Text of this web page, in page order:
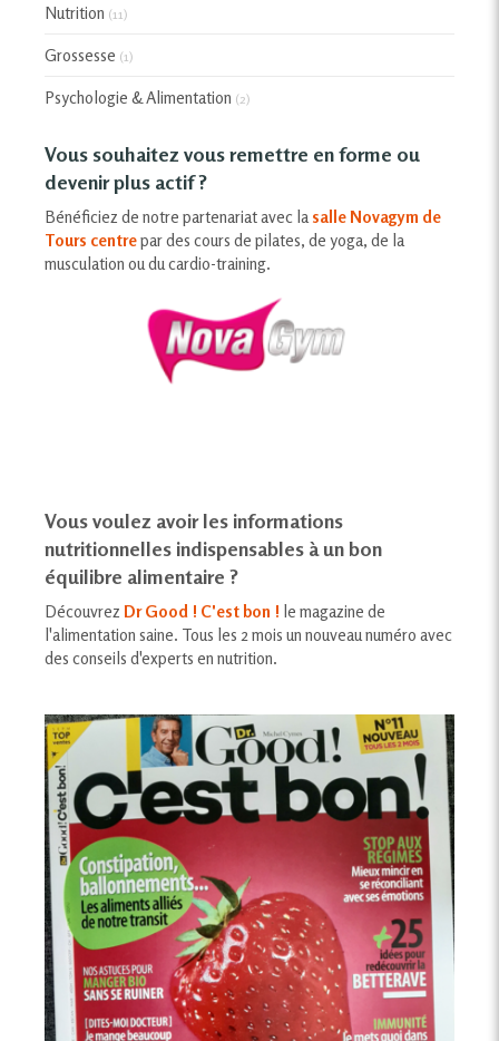
Nutrition (11)
Grossesse (1)
Psychologie & Alimentation (2)
Vous souhaitez vous remettre en forme ou
devenir plus actif ?
Bénéficiez de notre partenariat avec la salle Novagym de
Tours centrepar des cours de pilates, de yoga, de la
musculation ou du cardio-training.
Vous voulez avoir les informations
nutritionnelles indispensables à un bon
équilibre alimentaire ?
Découvrez Dr Good ! C'est bon ! le magazine de
l'alimentation saine. Tous les 2 mois un nouveau numéro avec
des conseils d'experts en nutrition.